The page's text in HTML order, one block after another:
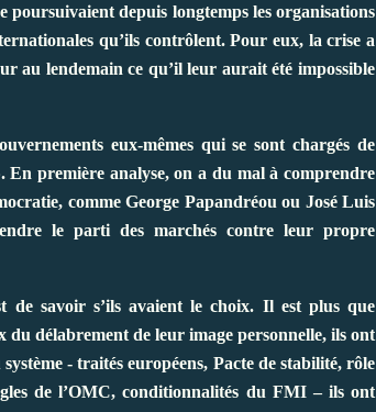
poursuivaient depuis longtemps les organisations
qu’ils contrôlent. Pour eux, la crise a
au lendemain ce qu’il leur aurait été impossible
eux-mêmes qui se sont chargés de
En première analyse, on a du mal à comprendre
comme George Papandréou ou José Luis
le parti des marchés contre leur propre
de savoir s’ils avaient le choix. Il est plus que
du délabrement de leur image personnelle, ils ont
- traités européens, Pacte de stabilité, rôle
de l’OMC, conditionnalités du FMI – ils ont